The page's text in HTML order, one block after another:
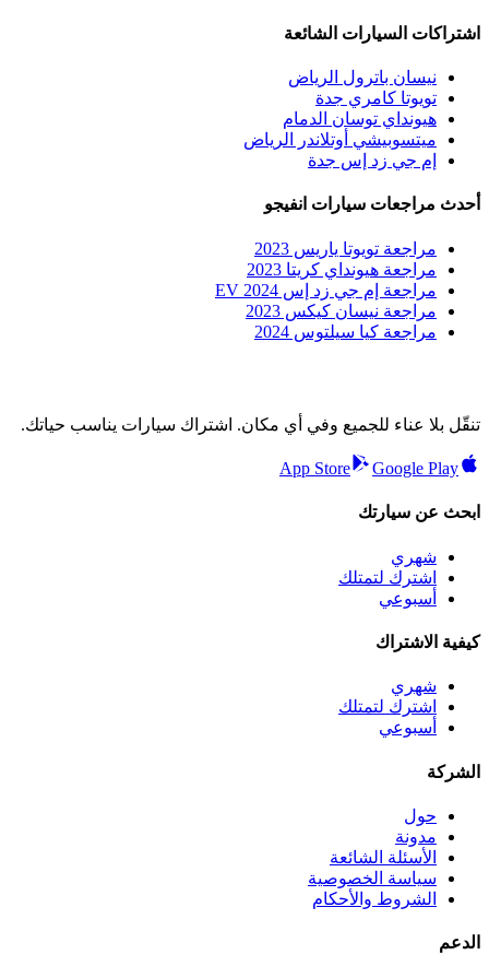
اشتراكات السيارات الشائعة
نيسان باترول الرياض
تويوتا كامري جدة
هيونداي توسان الدمام
ميتسوبيشي أوتلاندر الرياض
إم جي زد إس جدة
أحدث مراجعات سيارات انفيجو
مراجعة تويوتا ياريس 2023
مراجعة هيونداي كريتا 2023
مراجعة إم جي زد إس EV 2024
مراجعة نيسان كيكس 2023
مراجعة كيا سيلتوس 2024
تنقّل بلا عناء للجميع وفي أي مكان. اشتراك سيارات يناسب حياتك.
App Store Google Play
ابحث عن سيارتك
شهري
اشترك لتمتلك
أسبوعي
كيفية الاشتراك
شهري
اشترك لتمتلك
أسبوعي
الشركة
حول
مدونة
الأسئلة الشائعة
سياسة الخصوصية
الشروط والأحكام
الدعم